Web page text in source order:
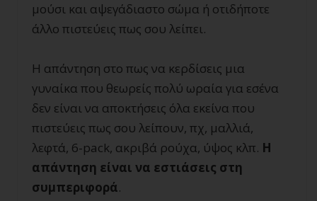
μούσι και αψεγάδιαστο σώμα ή οτιδήποτε
άλλο πιστεύεις πως σου λείπει.
Η απάντηση στο πως να κερδίσεις μια
γυναίκα που θεωρείς πολύ ωραία για εσένα
δεν είναι να αποκτήσεις όλα εκείνα που
πιστεύεις πως σου λείπουν, πχ, μαλλιά,
λεφτά, 6-pack, ακριβά ρούχα, ύψος κλπ. Η
απάντηση είναι να εστιάσεις στη
συμπεριφορά.